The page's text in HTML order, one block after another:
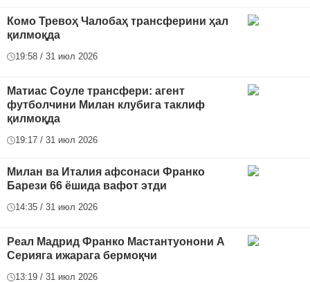
Комо Тревоҳ Чалобаҳ трансферини ҳал
қилмоқда
19:58 / 31 июл 2026
Матиас Соуле трансфери: агент
футболчини Милан клубига таклиф
қилмоқда
19:17 / 31 июл 2026
Милан ва Италия афсонаси Франко
Барези 66 ёшида вафот этди
14:35 / 31 июл 2026
Реал Мадрид Франко Мастантуонони А
Серияга ижарага бермоқчи
13:19 / 31 июл 2026